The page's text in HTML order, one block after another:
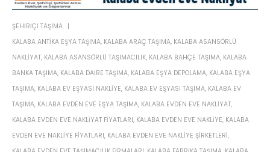
ŞEHIRIÇI TAŞIMA
KALABA ANTIKA EŞYA TAŞIMA, KALABA ARAÇ TAŞIMA, KALABA ASANSÖRLÜ
NAKLIYAT, KALABA ASANSÖRLÜ TAŞIMACILIK, KALABA BAHÇE TAŞIMA, KALABA
BANKA TAŞIMA, KALABA DAIRE TAŞIMA, KALABA EŞYA DEPOLAMA, KALABA EŞYA
TAŞIMA, KALABA EV EŞYASI NAKLIYE, KALABA EV EŞYASI TAŞIMA, KALABA EV
TAŞIMA, KALABA EVDEN EVE EŞYA TAŞIMA, KALABA EVDEN EVE NAKLIYAT,
KALABA EVDEN EVE NAKLIYAT FIYATLARI, KALABA EVDEN EVE NAKLIYE, KALABA
EVDEN EVE NAKLIYE FIYATLARI, KALABA EVDEN EVE NAKLIYE ŞIRKETLERI,